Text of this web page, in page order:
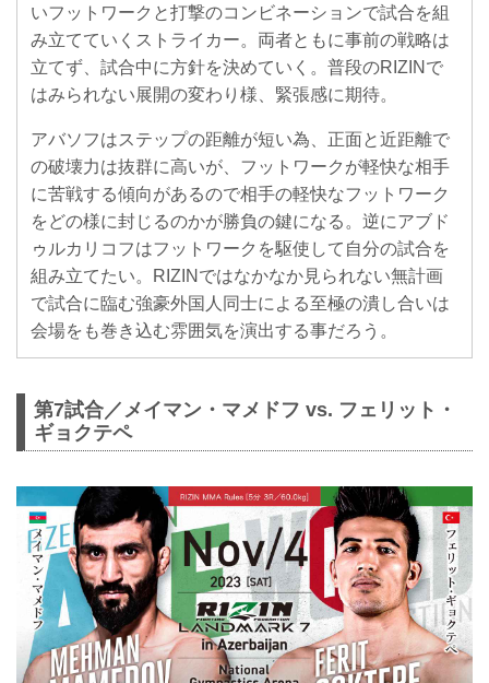
いフットワークと打撃のコンビネーションで試合を組
み立てていくストライカー。両者ともに事前の戦略は
立てず、試合中に方針を決めていく。普段のRIZINで
はみられない展開の変わり様、緊張感に期待。
アバソフはステップの距離が短い為、正面と近距離で
の破壊力は抜群に高いが、フットワークが軽快な相手
に苦戦する傾向があるので相手の軽快なフットワーク
をどの様に封じるのかが勝負の鍵になる。逆にアブド
ゥルカリコフはフットワークを駆使して自分の試合を
組み立てたい。RIZINではなかなか見られない無計画
で試合に臨む強豪外国人同士による至極の潰し合いは
会場をも巻き込む雰囲気を演出する事だろう。
第7試合／メイマン・マメドフ vs. フェリット・
ギョクテペ